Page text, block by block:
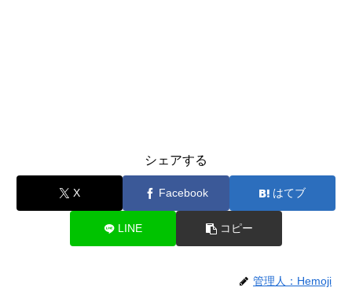
シェアする
X Facebook はてブ
LINE コピー
管理人：Hemoji